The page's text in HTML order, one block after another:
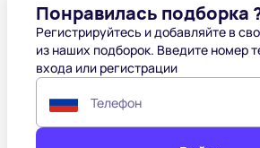
Понравилась подборка
Регистрируйтесь и добавляйте в
из наших подборок. Введите номер
входа или регистрации
Телефон